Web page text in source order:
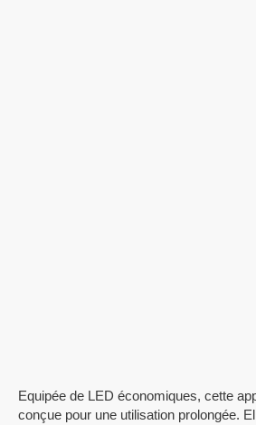
Equipée de LED économiques, cette
conçue pour une utilisation prolongée.